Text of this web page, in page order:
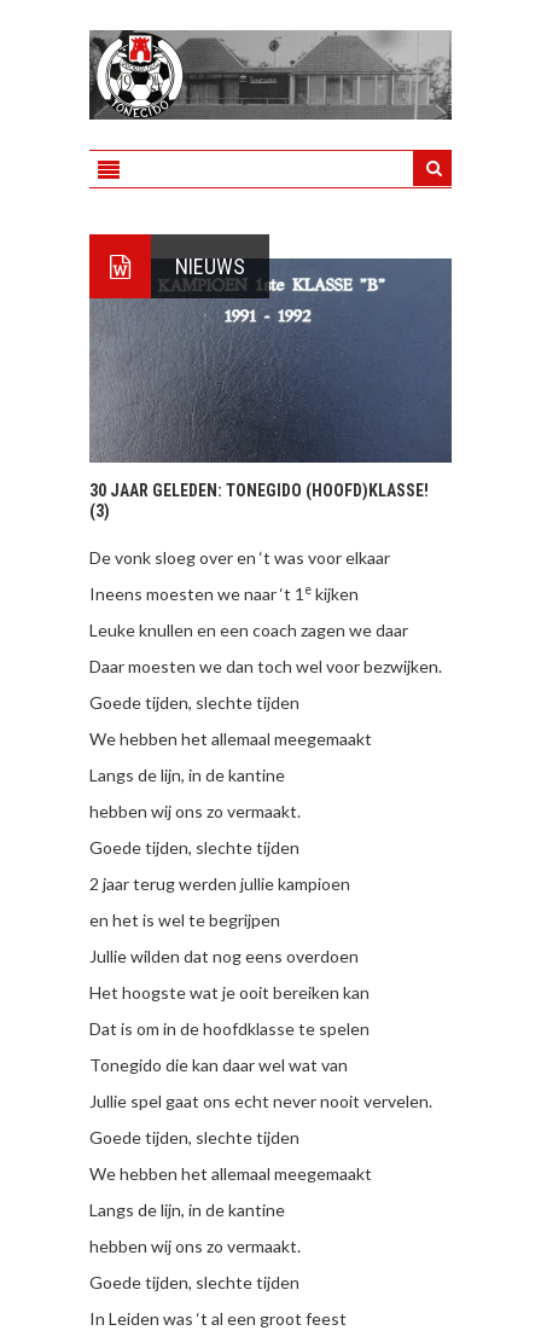
NIEUWS
30 JAAR GELEDEN: TONEGIDO (HOOFD)KLASSE!
(3)
De vonk sloeg over en ‘t was voor elkaar
Ineens moesten we naar ‘t 1 e kijken
Leuke knullen en een coach zagen we daar
Daar moesten we dan toch wel voor bezwijken.
Goede tijden, slechte tijden
We hebben het allemaal meegemaakt
Langs de lijn, in de kantine
hebben wij ons zo vermaakt.
Goede tijden, slechte tijden
2 jaar terug werden jullie kampioen
en het is wel te begrijpen
Jullie wilden dat nog eens overdoen
Het hoogste wat je ooit bereiken kan
Dat is om in de hoofdklasse te spelen
Tonegido die kan daar wel wat van
Jullie spel gaat ons echt never nooit vervelen.
Goede tijden, slechte tijden
We hebben het allemaal meegemaakt
Langs de lijn, in de kantine
hebben wij ons zo vermaakt.
Goede tijden, slechte tijden
In Leiden was ‘t al een groot feest